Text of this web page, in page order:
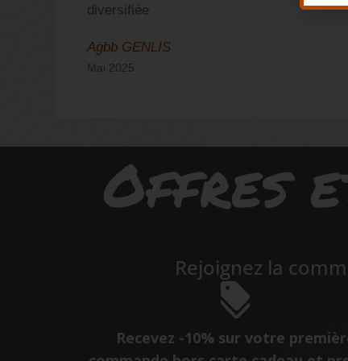
diversifiée
Agbb GENLIS
Mai 2025
Offres
Rejoignez la
Recevez -10% sur votre